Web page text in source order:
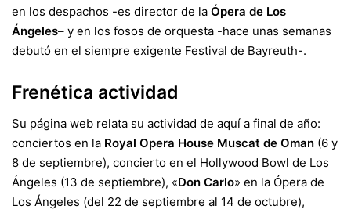
en los despachos -es director de la Ópera de Los
Ángeles– y en los fosos de orquesta -hace unas semanas
debutó en el siempre exigente Festival de Bayreuth-.
Frenética actividad
Su página web relata su actividad de aquí a final de año:
conciertos en la Royal Opera House Muscat de Oman (6 y
8 de septiembre), concierto en el Hollywood Bowl de Los
Ángeles (13 de septiembre), «Don Carlo» en la Ópera de
Los Ángeles (del 22 de septiembre al 14 de octubre),